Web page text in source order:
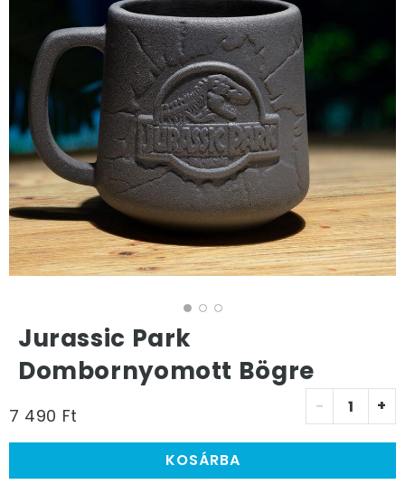
Jurassic Park
Dombornyomott Bögre
7 490 Ft - +
KOSÁRBA